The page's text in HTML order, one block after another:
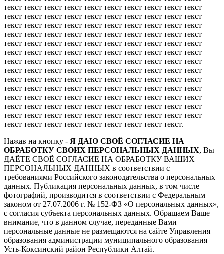
текст текст текст текст текст текст текст текст текст текст
текст текст текст текст текст текст текст текст текст текст
текст текст текст текст текст текст текст текст текст текст
текст текст текст текст текст текст текст текст текст текст
текст текст текст текст текст текст текст текст текст текст
текст текст текст текст текст текст текст текст текст текст
текст текст текст текст текст текст текст текст текст текст
текст текст текст текст текст текст текст текст текст текст
текст текст текст текст текст текст текст текст текст текст
текст текст текст текст текст текст текст текст текст текст
текст текст текст текст текст текст текст текст текст текст
текст текст текст текст текст текст текст текст текст текст
текст текст текст текст текст текст текст текст текст текст
текст текст текст текст текст текст текст текст текст.
Нажав на кнопку - Я ДАЮ СВОЁ СОГЛАСИЕ НА
ОБРАБОТКУ СВОИХ ПЕРСОНАЛЬНЫХ ДАННЫХ, Вы
ДАЁТЕ СВОЁ СОГЛАСИЕ НА ОБРАБОТКУ ВАШИХ
ПЕРСОНАЛЬНЫХ ДАННЫХ в соответствии с
требованиями Российского законодательства о персональных
данных. Публикация персональных данных, в том числе
фотографий, производится в соответствии с Федеральным
законом от 27.07.2006 г. № 152-ФЗ «О персональных данных»,
с согласия субъекта персональных данных. Обращаем Ваше
внимание, что в данном случае, переданные Вами
персональные данные не размещаются на сайте Управления
образования администрации муниципального образования
Усть-Коксинский район Республики Алтай.